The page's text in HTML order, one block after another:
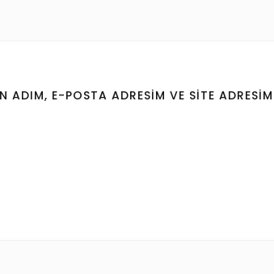
ADIM, E-POSTA ADRESIM VE SITE